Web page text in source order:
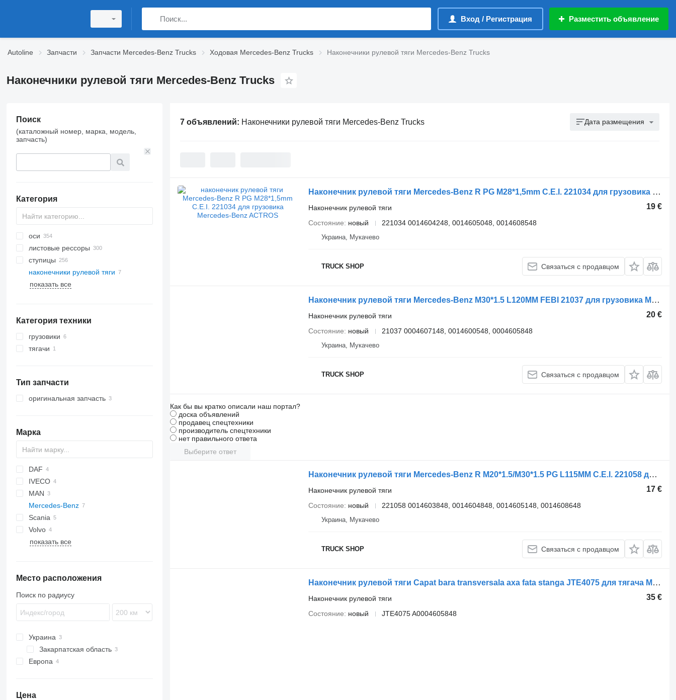
Вход / Регистрация Разместить объявление
Autoline Запчасти Запчасти Mercedes-Benz Trucks Ходовая Mercedes-Benz Trucks Наконечники рулевой тяги Mercedes-Benz Trucks
Наконечники рулевой тяги Mercedes-Benz Trucks
Поиск
(каталожный номер, марка, модель,
запчасть)
Категория
оси
листовые рессоры
ступицы
наконечники рулевой тяги
показать все
Категория техники
грузовики
тягачи
Тип запчасти
оригинальная запчасть
Марка
DAF
F-series
IVECO
EuroCargo
Stralis
MAN
A-series
Lion's series
TGS
TGX
Mercedes-Benz
Actros
Atego
S-Class
Canter
L-series
M-series
T-series
Cabstar
Espace
Scania
Prestij
Volvo
B-series
показать все
Место расположения
Поиск по радиусу
Украина
Закарпатская область
Мукачево
Европа
Цена
7 объявлений: Наконечники рулевой тяги Mercedes-Benz Trucks Дата размещения
Наконечник рулевой тяги Mercedes-Benz R PG M28*1,5mm C.E.I. 221034 для грузовика Mercedes-Benz ACTROS
19 €
Наконечник рулевой тяги
Состояние
новый 221034 0014604248, 0014605048, 0014608548
Украина, Мукачево
TRUCK SHOP Связаться с продавцом
Наконечник рулевой тяги Mercedes-Benz M30*1.5 L120MM FEBI 21037 для грузовика Mercedes-Benz ACTROS 1, MP2, MP3, ATEGO 1; SETRA S400 04.96-
20 €
Наконечник рулевой тяги
Состояние
новый 21037 0004607148, 0014600548, 0004605848
Украина, Мукачево
TRUCK SHOP Связаться с продавцом
Как бы вы кратко описали наш портал?
доска объявлений
продавец спецтехники
производитель спецтехники
нет правильного ответа
Выберите ответ
Наконечник рулевой тяги Mercedes-Benz R M20*1.5/M30*1.5 PG L115MM C.E.I. 221058 для грузовика Mercedes-Benz ACTROS, ATEGO
17 €
Наконечник рулевой тяги
Состояние
новый 221058 0014603848, 0014604848, 0014605148, 0014608648
Украина, Мукачево
TRUCK SHOP Связаться с продавцом
Наконечник рулевой тяги Capat bara transversala axa fata stanga JTE4075 для тягача Mercedes-Benz ACTROS MP4
35 €
Наконечник рулевой тяги
Состояние
новый JTE4075 A0004605848